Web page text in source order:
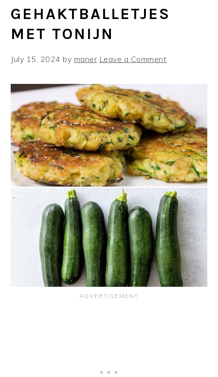
GEHAKTBALLETJES
MET TONIJN
July 15, 2024 by maner Leave a Comment